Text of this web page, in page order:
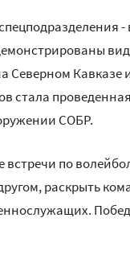
Северном
стала
СОБР.
по
раскрыть